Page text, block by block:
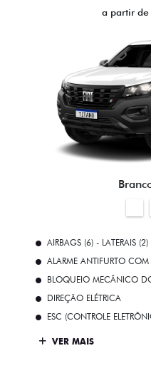
a partir de
AIRBAGS (6) - LATERAIS
ALARME ANTIFURTO COM
BLOQUEIO MECÂNICO
DIREÇÃO ELÉTRICA
ESC (CONTROLE
VER MAIS